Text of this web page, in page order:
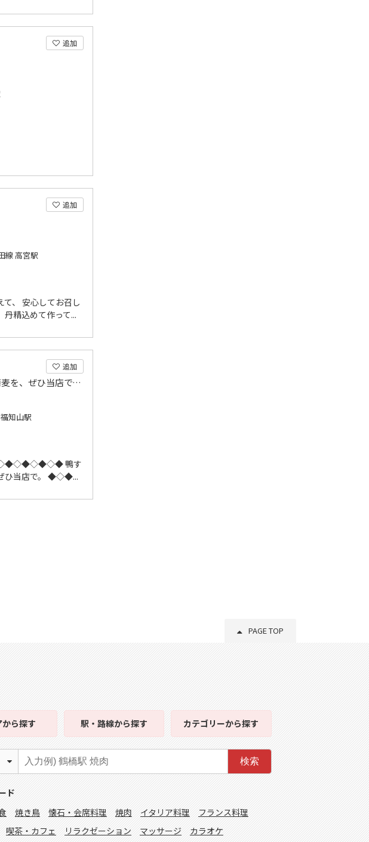
追加
追加
線 高宮駅
、 安心してお召し
精込めて作って...
追加
鴨すき・鴨焼肉・鳥すき・焼き鳥・手打ちザル蕎麦を、ぜひ当店で。H28.8より別館OPEN
知山駅
鴨す
ひ当店で。 ◆◇◆...
PAGE TOP
から探す 駅・路線から探す カテゴリーから探す
検索
ド
焼き鳥 懐石・会席料理 焼肉 イタリア料理
フランス料理
喫茶・カフェ リラクゼーション マッサージ カラオケ